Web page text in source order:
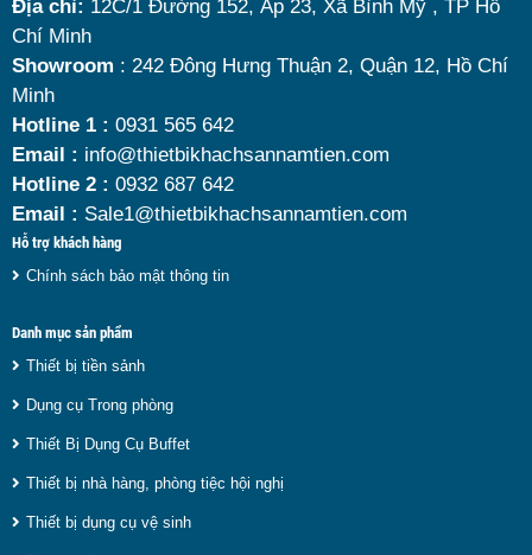
chí quan trọng giúp bạn chọn được mẫu
nóng thức ăn 9 lítchất lượng, bền đẹp và tối ưu chi
phí nhất hiện nay.
Địa chỉ: 12C/1 Đường 152, Ấp 23, Xã Bình Mỹ , TP Hồ
Chí Minh
Showroom : 242 Đông Hưng Thuận 2, Quận 12, Hồ Chí
Minh
Hotline 1 : 0931 565 642
Email : info@thietbikhachsannamtien.com
Hotline 2 : 0932 687 642
Email : Sale1@thietbikhachsannamtien.com
Hỗ trợ khách hàng
Chính sách bảo mật thông tin
Danh mục sản phẩm
Thiết bị tiền sảnh
Dụng cụ Trong phòng
Thiết Bị Dụng Cụ Buffet
Thiết bị nhà hàng, phòng tiệc hội nghị
Thiết bị dụng cụ vệ sinh